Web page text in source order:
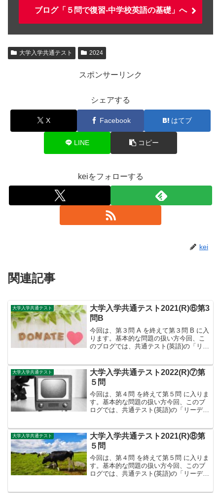
ブログ「５問で復習-中学校英語の基礎」へ
大学入学共通テスト 2024
スポンサーリンク
シェアする
X Facebook はてブ
LINE コピー
keiをフォローする
kei
関連記事
大学入学共通テスト
大学入学共通テスト2021(R)⑥第3
問B
今回は、第３問 A を終えて第３問 B に入
ります。基本的な問題の扱い方今回、こ
のブログでは、共通テスト(英語)の「リー
りにします。①問題の提示※基本的には
「大問」毎に...
大学入学共通テスト
大学入学共通テスト2022(R)⑦第
５問
今回は、第４問 を終えて第５問 に入りま
す。基本的な問題の扱い方今回、このブ
ログでは、共通テスト(英語)の「リーディ
します。①問題の提示※基本的には「大
問」毎に扱う予定...
大学入学共通テスト
大学入学共通テスト2021(R)⑧第
５問
今回は、第４問 を終えて第５問 に入りま
す。基本的な問題の扱い方今回、このブ
ログでは、共通テスト(英語)の「リーディ